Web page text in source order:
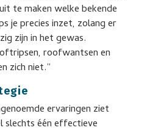
te maken welke bekende
je precies inzet, zolang er
zijn in het gewas.
roofwantsen en
zich niet.”
ervaringen ziet
slechts één effectieve